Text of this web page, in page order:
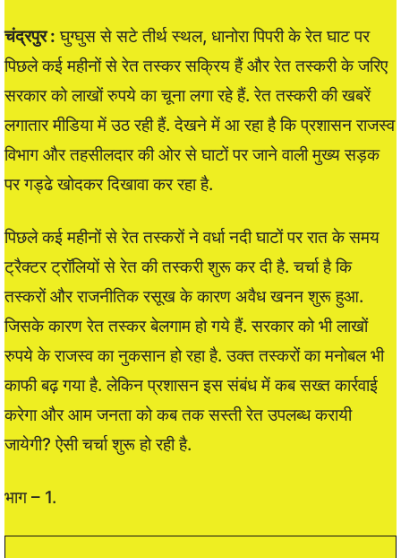
चंद्रपुर : घुग्घुस से सटे तीर्थ स्थल, धानोरा पिपरी के रेत घाट पर
पिछले कई महीनों से रेत तस्कर सक्रिय हैं और रेत तस्करी के जरिए
सरकार को लाखों रुपये का चूना लगा रहे हैं. रेत तस्करी की खबरें
लगातार मीडिया में उठ रही हैं. देखने में आ रहा है कि प्रशासन राजस्व
विभाग और तहसीलदार की ओर से घाटों पर जाने वाली मुख्य सड़क
पर गड्ढे खोदकर दिखावा कर रहा है.
पिछले कई महीनों से रेत तस्करों ने वर्धा नदी घाटों पर रात के समय
ट्रैक्टर ट्रॉलियों से रेत की तस्करी शुरू कर दी है. चर्चा है कि
तस्करों और राजनीतिक रसूख के कारण अवैध खनन शुरू हुआ.
जिसके कारण रेत तस्कर बेलगाम हो गये हैं. सरकार को भी लाखों
रुपये के राजस्व का नुकसान हो रहा है. उक्त तस्करों का मनोबल भी
काफी बढ़ गया है. लेकिन प्रशासन इस संबंध में कब सख्त कार्रवाई
करेगा और आम जनता को कब तक सस्ती रेत उपलब्ध करायी
जायेगी? ऐसी चर्चा शुरू हो रही है.
भाग – 1.